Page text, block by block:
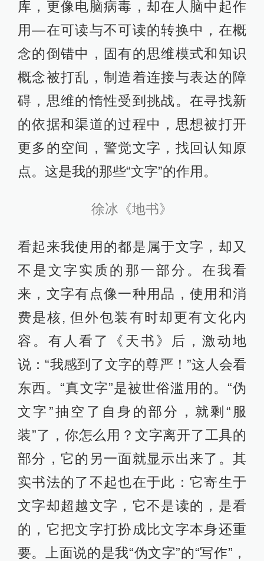
库，更像电脑病毒，却在人脑中起作
用—在可读与不可读的转换中，在概
念的倒错中，固有的思维模式和知识
概念被打乱，制造着连接与表达的障
碍，思维的惰性受到挑战。在寻找新
的依据和渠道的过程中，思想被打开
更多的空间，警觉文字，找回认知原
点。这是我的那些“文字”的作用。
徐冰《地书》
看起来我使用的都是属于文字，却又
不是文字实质的那一部分。在我看
来，文字有点像一种用品，使用和消
费是核, 但外包装有时却更有文化内
容。有人看了《天书》后，激动地
说：“我感到了文字的尊严！”这人会看
东西。“真文字”是被世俗滥用的。“伪
文字”抽空了自身的部分，就剩“服
装”了，你怎么用？文字离开了工具的
部分，它的另一面就显示出来了。其
实书法的了不起也在于此：它寄生于
文字却超越文字，它不是读的，是看
的，它把文字打扮成比文字本身还重
要。上面说的是我“伪文字”的“写作”，